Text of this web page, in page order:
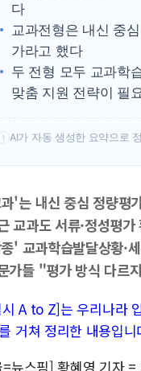
다
교과전형은 내신 중
가라고 했다
두 전형 모두 교과학
맞춤 지원 전략이 필
! AI가 자동 생성한 요약으로
'는 내신 중심 정량평
교과도 서류·정성평
' 교과학습발달상황·
가들 "평가 방식 다르
A to Z]는 우리나라
거쳐 정리한 내용입
뉴스핌] 황혜영 기자